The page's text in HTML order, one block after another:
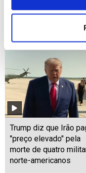
Trump diz que Irão
"preço elevado" pela
morte de quatro
norte-americanos